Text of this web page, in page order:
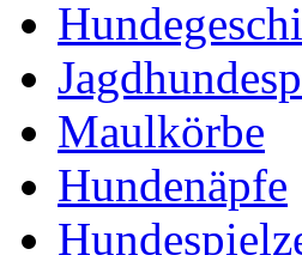
Maulkörbe
Hundenäpfe